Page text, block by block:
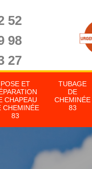
52
98
27
POSE ET
CHAPEAU
CHEMINÉE
83
TUBAGE
DE
CHEMINÉE
83